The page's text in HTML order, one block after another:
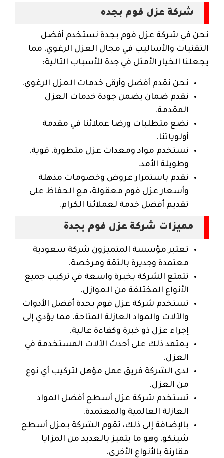
شركة عزل فوم بجده
نحن في شركة عزل فوم بجدة نستخدم أفضل
التقنيات والأساليب في مجال العزل الرغوي، مما
يجعلنا الخيار الأمثل في جدة للأسباب التالية:
نحن نقدم أفضل وأرقى خدمات العزل الرغوي.
نقدم ضمان يضمن جودة خدمات العزل
المقدمة.
نضع متطلبات ورضا عملائنا في مقدمة
أولوياتنا.
نستخدم مواد ومعدات عزل متطورة، قوية،
وطويلة الأمد.
نقدم باستمرار عروض وخصومات مذهلة
وأسعار عزل فوم معقولة، مع الحفاظ على
تقديم أفضل خدمة لعملائنا الكرام.
مميزات شركة عزل فوم بجدة
تعتبر مؤسسة المتميزون شركة سعودية
معتمدة وجديرة بالثقة ومرخصة.
تتمتع الشركة بخبرة واسعة في تركيب جميع
الأنواع المختلفة من العوازل.
تستخدم شركة عزل فوم بجدة أفضل الأدوات
والآلات والمواد العازلة المتاحة، مما يؤدي إلى
إجراء عزل ذو خبرة وكفاءة عالية.
يعتمد ذلك على أحدث الآلات المستخدمة في
العزل.
لدى الشركة فريق عمل مؤهل لتركيب أي نوع
من العزل.
تستخدم شركة عزل أسطح أفضل المواد
العازلة العالمية والمعتمدة.
بالإضافة إلى ذلك، تقوم الشركة بعزل أسطح
شينكو، وهو ما يتميز بالعديد من المزايا
مقارنة بالأنواع الأخرى.